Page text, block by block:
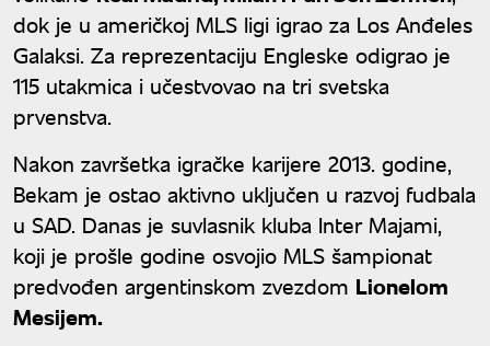
dok je u američkoj MLS ligi igrao za Los Anđeles
Galaksi. Za reprezentaciju Engleske odigrao je
115 utakmica i učestvovao na tri svetska
prvenstva.
Nakon završetka igračke karijere 2013. godine,
Bekam je ostao aktivno uključen u razvoj fudbala
u SAD. Danas je suvlasnik kluba Inter Majami,
koji je prošle godine osvojio MLS šampionat
predvođen argentinskom zvezdom Lionelom
Mesijem.